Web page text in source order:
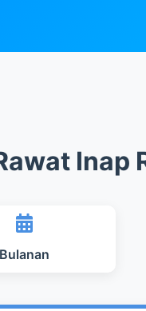
Inap
Bulanan